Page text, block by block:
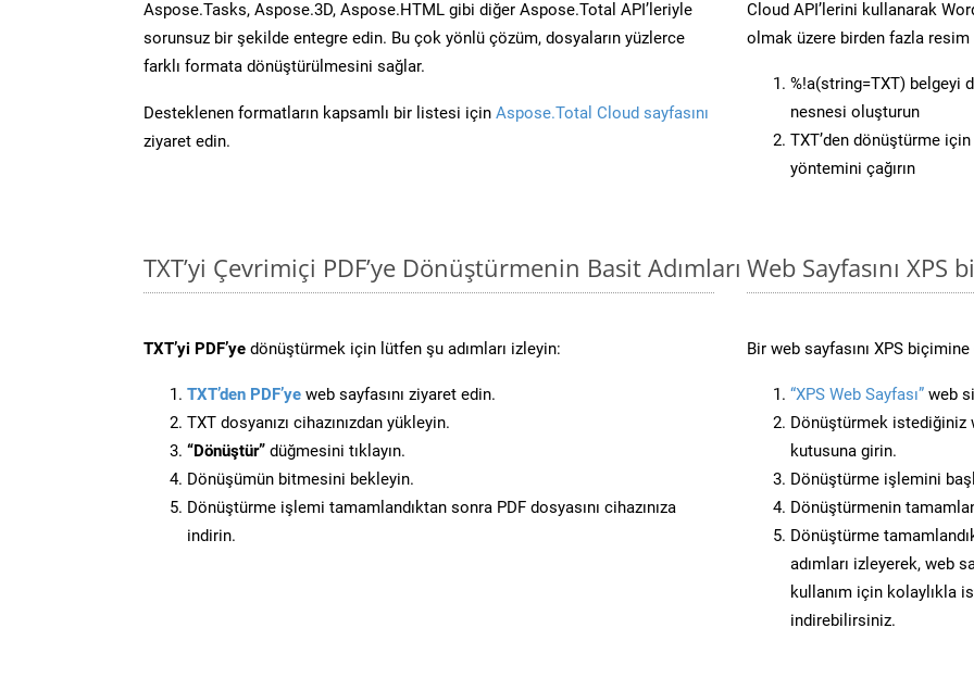
Aspose.Tasks, Aspose.3D, Aspose.HTML gibi diğer Aspose.Total API’leriyle
sorunsuz bir şekilde entegre edin. Bu çok yönlü çözüm, dosyaların yüzlerce
farklı formata dönüştürülmesini sağlar.
Desteklenen formatların kapsamlı bir listesi için Aspose.Total Cloud sayfasını
ziyaret edin.
Cloud API’lerini kullanarak
olmak üzere birden fazla
%!a(string=TXT) belgeyi
nesnesi oluşturun
TXT’den dönüştürme
yöntemini çağırın
TXT’yi Çevrimiçi PDF’ye Dönüştürmenin Basit Adımları
TXT’yi PDF’ye dönüştürmek için lütfen şu adımları izleyin:
TXT’den PDF’ye web sayfasını ziyaret edin.
TXT dosyanızı cihazınızdan yükleyin.
“Dönüştür” düğmesini tıklayın.
Dönüşümün bitmesini bekleyin.
Dönüştürme işlemi tamamlandıktan sonra PDF dosyasını cihazınıza
indirin.
Web Sayfasını
Bir web sayfasını XPS
“XPS Web Sayfası” web
Dönüştürmek istediğiniz
kutusuna girin.
Dönüştürme işlemini
Dönüştürmenin
Dönüştürme
adımları izleyerek, web
kullanım için kolaylıkla
indirebilirsiniz.